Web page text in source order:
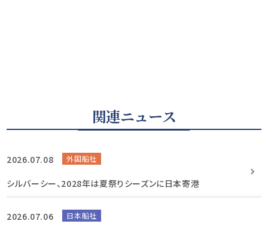
関連ニュース
2026.07.08 外国船社
シルバーシー、2028年は夏祭りシーズンに日本寄港
2026.07.06 日本船社